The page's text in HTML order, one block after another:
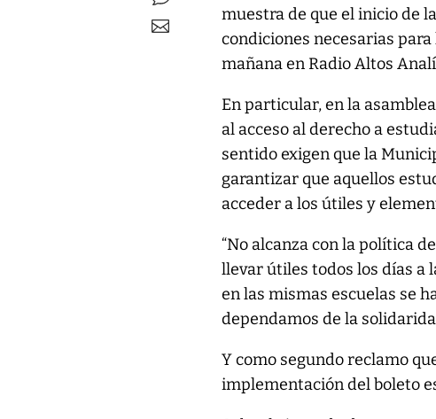
muestra de que el inicio de
condiciones necesarias
mañana en Radio Altos
En particular, en la
al acceso al derecho a
sentido exigen que la
garantizar que aquellos
acceder a los útiles y
“No alcanza con la política
llevar útiles todos los días a
en las mismas escuelas se
dependamos de la
Y como segundo reclamo
implementación del boleto